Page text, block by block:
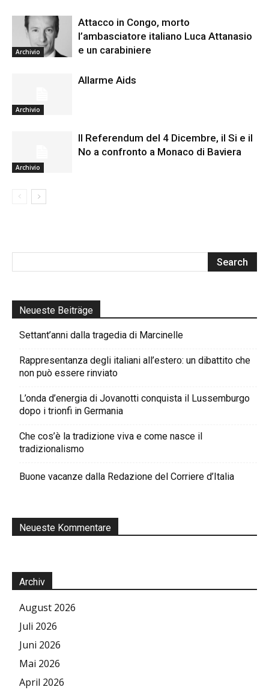
Archivio
Attacco in Congo, morto
l’ambasciatore italiano Luca Attanasio
e un carabiniere
Archivio
Allarme Aids
Archivio
Il Referendum del 4 Dicembre, il Si e il
No a confronto a Monaco di Baviera
Neueste Beiträge
Settant’anni dalla tragedia di Marcinelle
Rappresentanza degli italiani all’estero: un dibattito che
non può essere rinviato
L’onda d’energia di Jovanotti conquista il Lussemburgo
dopo i trionfi in Germania
Che cos’è la tradizione viva e come nasce il
tradizionalismo
Buone vacanze dalla Redazione del Corriere d’Italia
Neueste Kommentare
Archiv
August 2026
Juli 2026
Juni 2026
Mai 2026
April 2026